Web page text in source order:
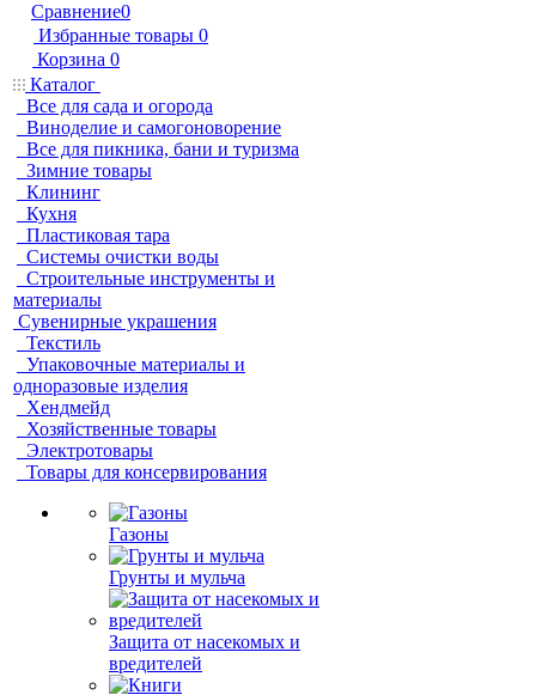
Сравнение0
Избранные товары 0
Корзина 0
Каталог
Все для сада и огорода
Виноделие и самогоноворение
Все для пикника, бани и туризма
Зимние товары
Клининг
Кухня
Пластиковая тара
Системы очистки воды
Строительные инструменты и
материалы
Сувенирные украшения
Текстиль
Упаковочные материалы и
одноразовые изделия
Хендмейд
Хозяйственные товары
Электротовары
Товары для консервирования
Газоны
Грунты и мульча
Защита от насекомых и
вредителей